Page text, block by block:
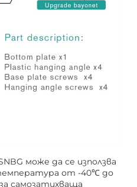
може да се използва
от -40℃ до
самозатихваща